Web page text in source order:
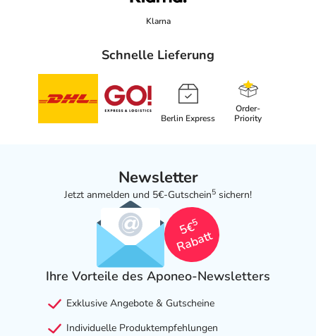
Klarna
Schnelle Lieferung
Berlin Express
Order-
Priority
Newsletter
Jetzt anmelden und 5€-Gutschein5 sichern!
5€
5
Rabatt
Ihre Vorteile des Aponeo-Newsletters
Exklusive Angebote & Gutscheine
Individuelle Produktempfehlungen